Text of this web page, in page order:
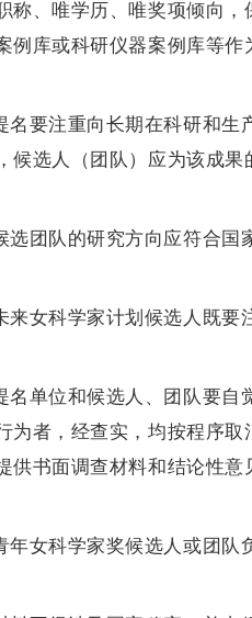
称、唯学历、唯奖项倾向
例库或科研仪器案例库等作
名要注重向长期在科研和
候选人（团队）应为该成
队的研究方向应符合国
科学家计划候选人既要注
位和候选人、团队要自觉
为者，经查实，均按程序
供书面调查材料和结论性意
年女科学家奖候选人或团